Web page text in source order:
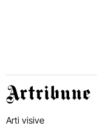
Artribune
Arti visive